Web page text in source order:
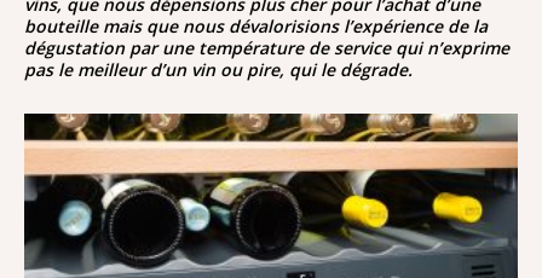
bouteille mais que nous dévalorisions l’expérience de la
dégustation par une température de service qui n’exprime
pas le meilleur d’un vin ou pire, qui le dégrade.